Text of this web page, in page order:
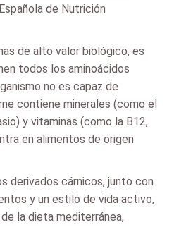
de Nutrición
de alto valor biológico, es
todos los aminoácidos
no es capaz de
contiene minerales (como el
y vitaminas (como la B12,
en alimentos de origen
derivados cárnicos, junto con
y un estilo de vida activo,
la dieta mediterránea,